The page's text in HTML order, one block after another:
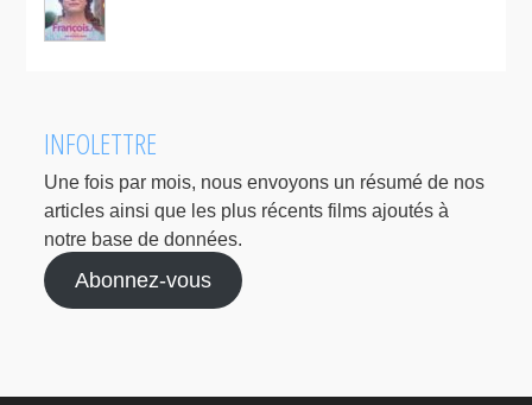
INFOLETTRE
Une fois par mois, nous envoyons un résumé de nos
articles ainsi que les plus récents films ajoutés à
notre base de données.
Abonnez-vous